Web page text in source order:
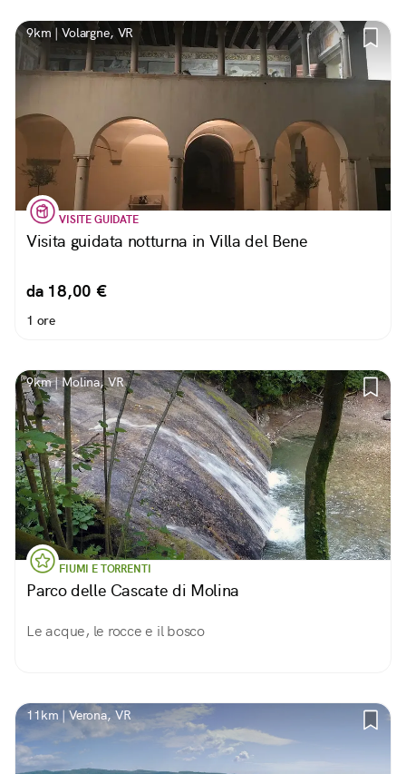
9km | Volargne, VR
VISITE GUIDATE
Visita guidata notturna in Villa del Bene
da 18,00 €
1 ore
9km | Molina, VR
FIUMI E TORRENTI
Parco delle Cascate di Molina
Le acque, le rocce e il bosco
11km | Verona, VR